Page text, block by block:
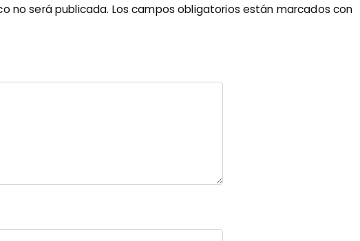
no será publicada. Los campos obligatorios están marcados con